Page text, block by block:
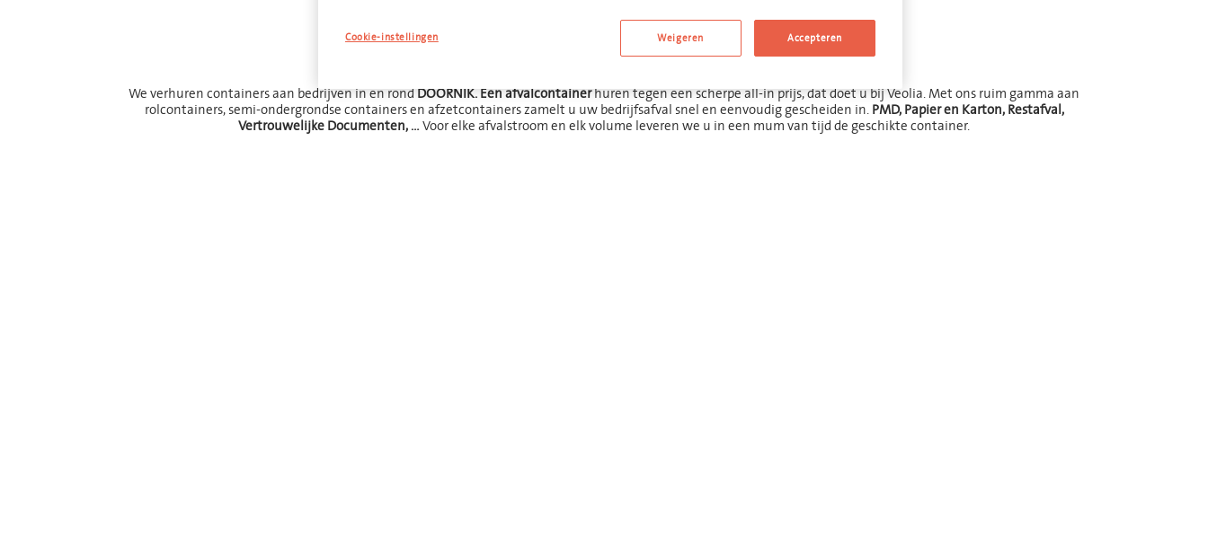
Afvalcontainer huren in Doornik
We verhuren containers aan bedrijven in en rondDOORNIK. Een afvalcontainerhuren tegen een scherpe all-in prijs, dat doet u bij Veolia. Met ons ruim gamma aan
rolcontainers, semi-ondergrondse containers en afzetcontainers zamelt u uw bedrijfsafval snel en eenvoudig gescheiden in.PMD, Papier en Karton, Restafval,
Vertrouwelijke Documenten, …Voor elke afvalstroom en elk volume leveren we u in een mum van tijd de geschikte container.
Cookie-instellingen Weigeren Accepteren